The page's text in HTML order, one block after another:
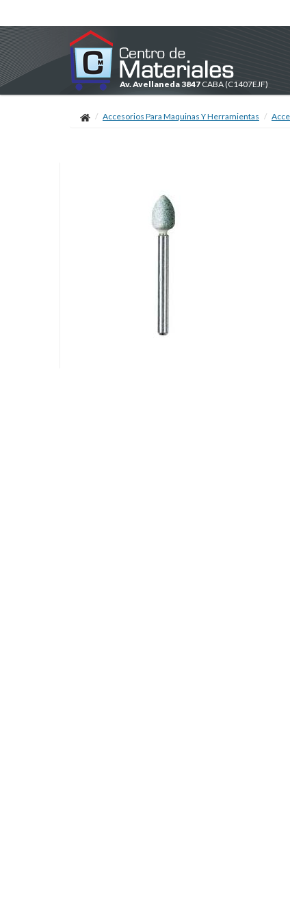
Av. Avellaneda 3847 CABA(C1407EJF)
Accesorios Para Maquinas Y Herramientas